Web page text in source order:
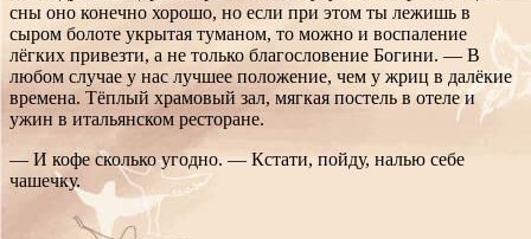
сны оно конечно хорошо, но если при этом ты лежишь в
сыром болоте укрытая туманом, то можно и воспаление
лёгких привезти, а не только благословение Богини. — В
любом случае у нас лучшее положение, чем у жриц в далёкие
времена. Тёплый храмовый зал, мягкая постель в отеле и
ужин в итальянском ресторане.
— И кофе сколько угодно. — Кстати, пойду, налью себе
чашечку.